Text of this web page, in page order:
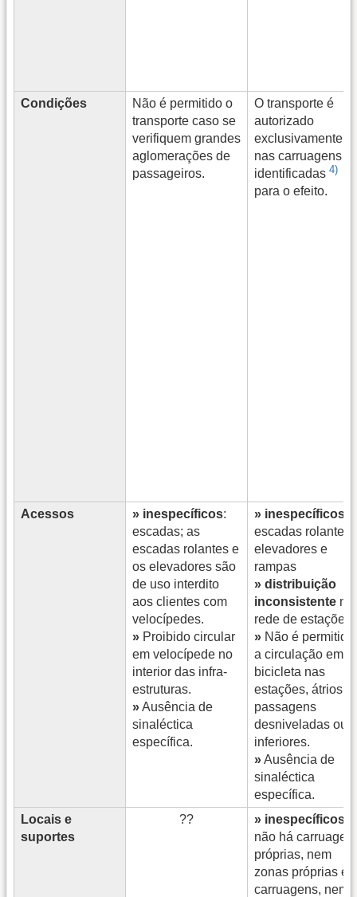
Condições
Não é permitido o
transporte caso se
verifiquem grandes
aglomerações de
passageiros.
O transporte é
autorizado
exclusivamente
nas carruagens
identificadas 4)
para o efeito.
Acessos » inespecíficos:
escadas; as
escadas rolantes e
os elevadores são
de uso interdito
aos clientes com
velocípedes.
» Proibido circular
em velocípede no
interior das infra-
estruturas.
»Ausência de
sinaléctica
específica.
» inespecíficos
escadas rolantes,
elevadores e
rampas
» distribuição
inconsistente na
rede de estações.
» Não é permitida
a circulação em
bicicleta nas
estações, átrios e
passagens
desniveladas ou
inferiores.
»Ausência de
sinaléctica
específica.
Locais e
suportes
?? » inespecíficos
não há
próprias, nem
zonas próprias
carruagens, nem